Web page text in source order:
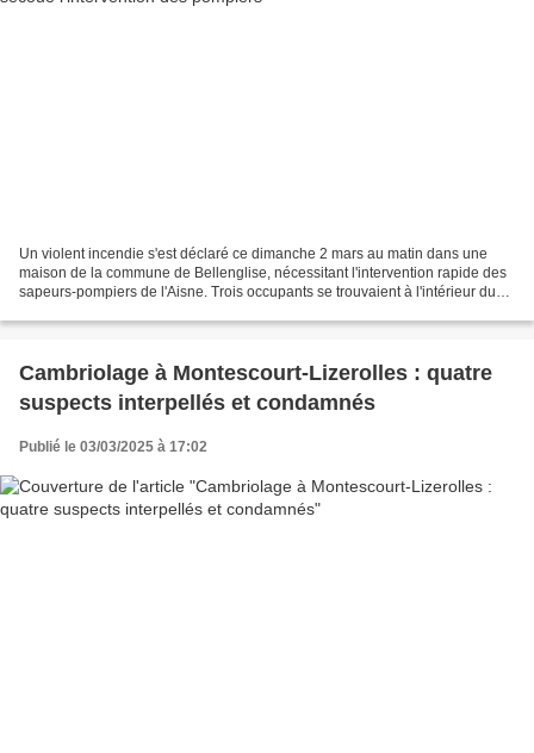
Un violent incendie s'est déclaré ce dimanche 2 mars au matin dans une
maison de la commune de Bellenglise, nécessitant l'intervention rapide des
sapeurs-pompiers de l'Aisne. Trois occupants se trouvaient à l'intérieur du
Cambriolage à Montescourt-Lizerolles : quatre
suspects interpellés et condamnés
Publié le 03/03/2025 à 17:02